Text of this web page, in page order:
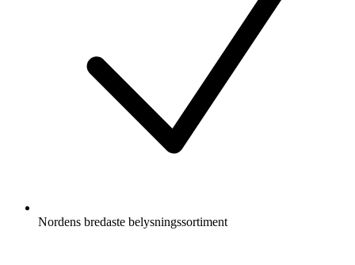
Nordens bredaste belysningssortiment